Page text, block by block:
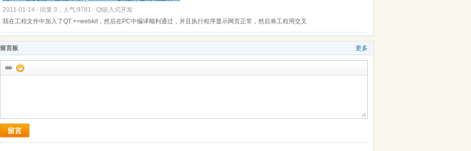
2011-01-14 - 回复:3，人气:9781 - Qt嵌入式开发
我在工程文件中加入了QT +=webkit，然后在PC中编译顺利通过，并且执行程序显示网页正常，然后将工程用交叉
更多
留言板
留言